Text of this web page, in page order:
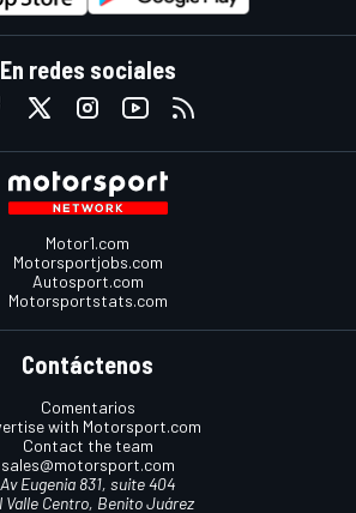
En redes sociales
Motor1.com
Motorsportjobs.com
Autosport.com
Motorsportstats.com
Contáctenos
Comentarios
with Motorsport.com
Contact the team
sales@motorsport.com
Av Eugenia 831, suite 404
Valle Centro, Benito Juárez